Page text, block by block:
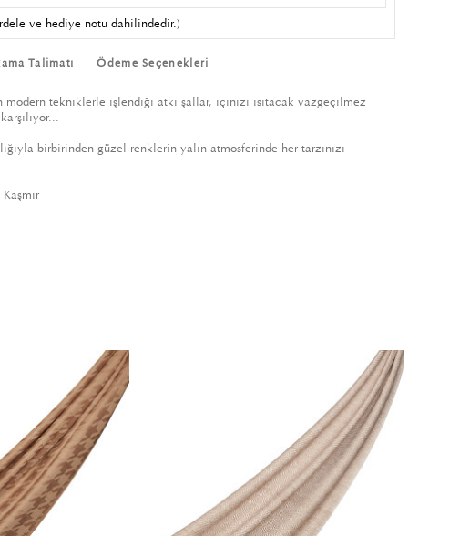
ve hediye notu dahilindedir.)
Talimatı Ödeme Seçenekleri
tekniklerle işlendiği atkı şallar, içinizi ısıtacak vazgeçilmez
birbirinden güzel renklerin yalın atmosferinde her tarzınızı